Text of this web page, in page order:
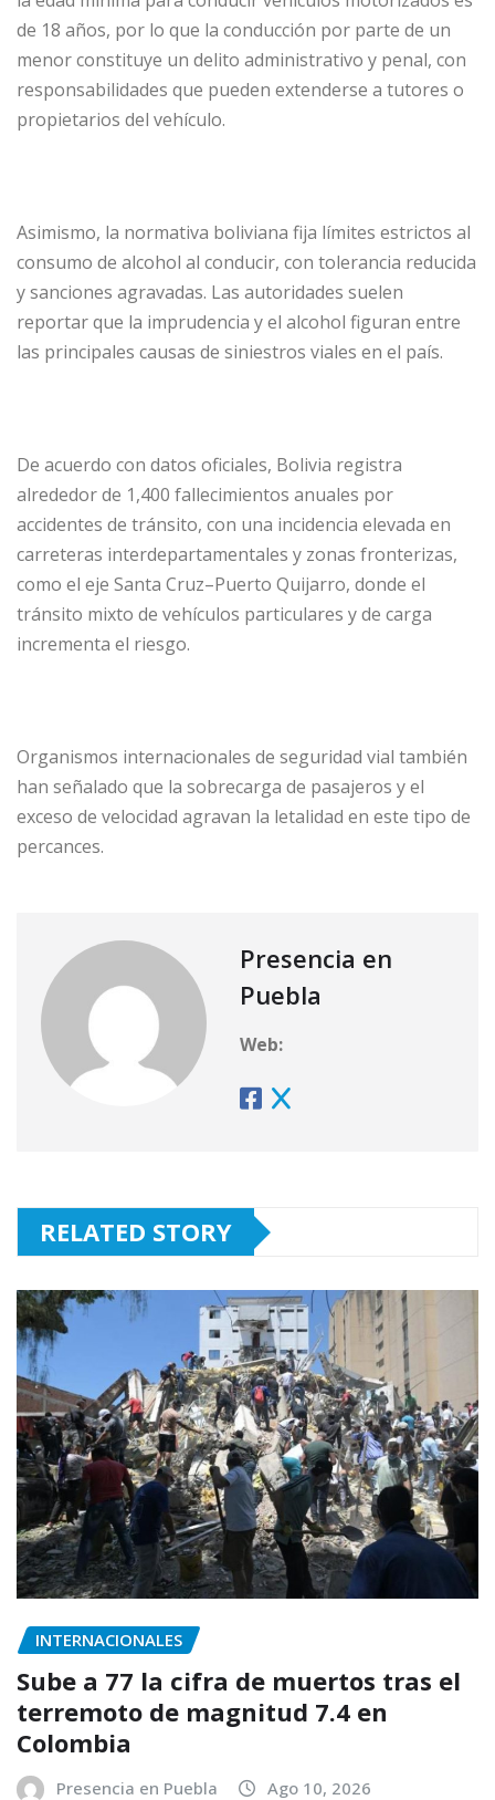
de 18 años, por lo que la conducción por parte de un
menor constituye un delito administrativo y penal, con
responsabilidades que pueden extenderse a tutores o
propietarios del vehículo.
Asimismo, la normativa boliviana fija límites estrictos al
consumo de alcohol al conducir, con tolerancia reducida
y sanciones agravadas. Las autoridades suelen
reportar que la imprudencia y el alcohol figuran entre
las principales causas de siniestros viales en el país.
De acuerdo con datos oficiales, Bolivia registra
alrededor de 1,400 fallecimientos anuales por
accidentes de tránsito, con una incidencia elevada en
carreteras interdepartamentales y zonas fronterizas,
como el eje Santa Cruz–Puerto Quijarro, donde el
tránsito mixto de vehículos particulares y de carga
incrementa el riesgo.
Organismos internacionales de seguridad vial también
han señalado que la sobrecarga de pasajeros y el
exceso de velocidad agravan la letalidad en este tipo de
percances.
Presencia en
Puebla
Web:
RELATED STORY
INTERNACIONALES
Sube a 77 la cifra de muertos tras el
terremoto de magnitud 7.4 en
Colombia
Presencia en Puebla Ago 10, 2026